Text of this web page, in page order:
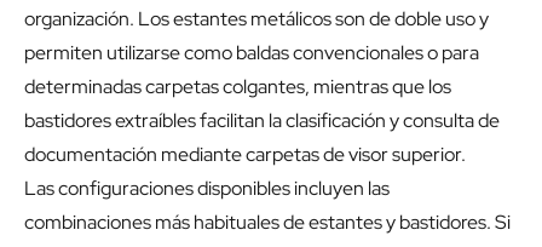
organización. Los estantes metálicos son de doble uso y
permiten utilizarse como baldas convencionales o para
determinadas carpetas colgantes, mientras que los
bastidores extraíbles facilitan la clasificación y consulta de
documentación mediante carpetas de visor superior.
Las configuraciones disponibles incluyen las
combinaciones más habituales de estantes y bastidores. Si